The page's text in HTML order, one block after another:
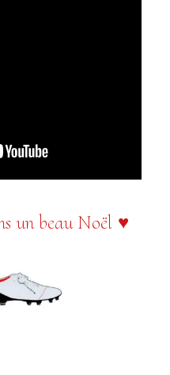
un beau Noël ♥